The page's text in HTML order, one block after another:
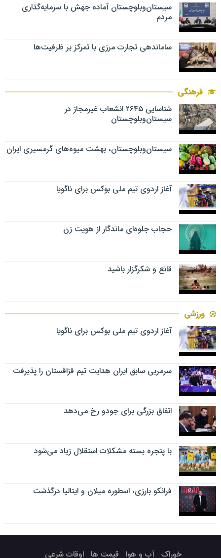
سیستان‌وبلوچستان آماده جهش با سرمایه‌گذاری
مردم
ساماندهی تجارت مرزی با تمرکز بر ظرفیت‌ها
فرهنگی
شناسایی ۲۶۴۵ انشعاب غیرمجاز در
سیستان‌وبلوچستان
سیستان‌وبلوچستان، بهشت میوه‌های گرمسیری ایران
آغاز اردوی تیم ملی بوکس برای ناگویا
حجاب جلوه‌ای ماندگار از هویت زن
قانع و شکرگزار باشید
ورزشی
آغاز اردوی تیم ملی بوکس برای ناگویا
سرمربی سابق ایران هدایت تیم قزاقستان را پذیرفت
اتفاق بزرگی برای جودو رخ می‌دهد
با پنجره بسته مشکلات استقلال زیاد می‌شود
فرانکو بارزی، اسطوره میلان و ایتالیا درگذشت
خوراک آب و هوا قیمت ها اوقات شرعی